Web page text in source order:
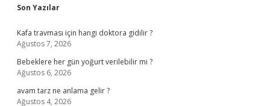
Sidebar
Son Yazılar
Kafa travması için hangi doktora gidilir ?
Ağustos 7, 2026
Bebeklere her gün yoğurt verilebilir mi ?
Ağustos 6, 2026
avam tarz ne anlama gelir ?
Ağustos 4, 2026